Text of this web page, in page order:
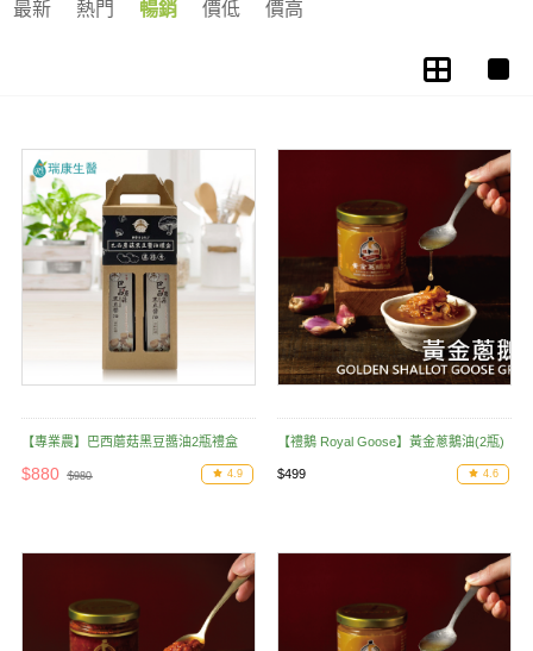
最新 熱門 暢銷 價低 價高
【專業農】巴西蘑菇黑豆醬油2瓶禮盒
$880 $980 4.9
【禮鵝 Royal Goose】黃金蔥鵝油(2瓶)
$499 4.6